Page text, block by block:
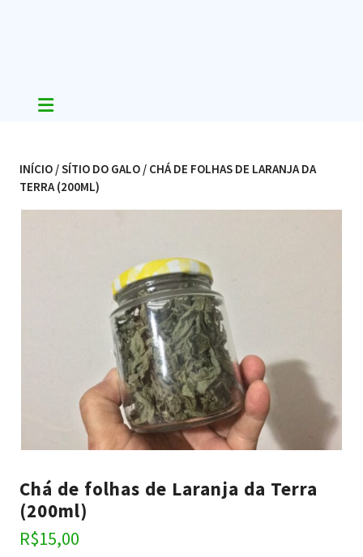
INÍCIO /SÍTIO DO GALO / CHÁ DE FOLHAS DE LARANJA DA
TERRA (200ML)
Chá de folhas de Laranja da Terra
(200ml)
R$15,00